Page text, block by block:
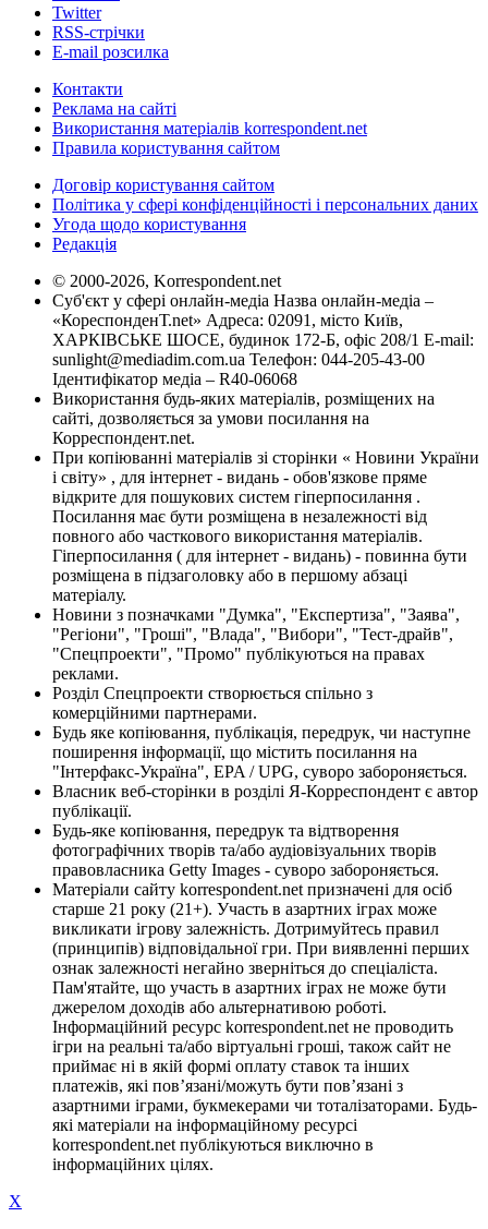
Twitter
RSS-стрічки
E-mail розсилка
Контакти
Реклама на сайті
Використання матеріалів korrespondent.net
Правила користування сайтом
Договір користування сайтом
Політика у сфері конфіденційності і персональних даних
Угода щодо користування
Редакція
© 2000-2026, Korrespondent.net
Суб'єкт у сфері онлайн-медіа Назва онлайн-медіа –
«КореспонденТ.net» Адреса: 02091, місто Київ,
ХАРКІВСЬКЕ ШОСЕ, будинок 172-Б, офіс 208/1 E-mail:
sunlight@mediadim.com.ua Телефон: 044-205-43-00
Ідентифікатор медіа – R40-06068
Використання будь-яких матеріалів, розміщених на
сайті, дозволяється за умови посилання на
Корреспондент.net.
При копіюванні матеріалів зі сторінки « Новини України
і світу» , для інтернет - видань - обов'язкове пряме
відкрите для пошукових систем гіперпосилання .
Посилання має бути розміщена в незалежності від
повного або часткового використання матеріалів.
Гіперпосилання ( для інтернет - видань) - повинна бути
розміщена в підзаголовку або в першому абзаці
матеріалу.
Новини з позначками "Думка", "Експертиза", "Заява",
"Регіони", "Гроші", "Влада", "Вибори", "Тест-драйв",
"Спецпроекти", "Промо" публікуються на правах
реклами.
Розділ Спецпроекти створюється спільно з
комерційними партнерами.
Будь яке копіювання, публікація, передрук, чи наступне
поширення інформації, що містить посилання на
"Інтерфакс-Україна", EPA / UPG, суворо забороняється.
Власник веб-сторінки в розділі Я-Корреспондент є автор
публікації.
Будь-яке копіювання, передрук та відтворення
фотографічних творів та/або аудіовізуальних творів
правовласника Getty Images - суворо забороняється.
Матеріали сайту korrespondent.net призначені для осіб
старше 21 року (21+). Участь в азартних іграх може
викликати ігрову залежність. Дотримуйтесь правил
(принципів) відповідальної гри. При виявленні перших
ознак залежності негайно зверніться до спеціаліста.
Пам'ятайте, що участь в азартних іграх не може бути
джерелом доходів або альтернативою роботі.
Інформаційний ресурс korrespondent.net не проводить
ігри на реальні та/або віртуальні гроші, також сайт не
приймає ні в якій формі оплату ставок та інших
платежів, які пов’язані/можуть бути пов’язані з
азартними іграми, букмекерами чи тоталізаторами. Будь-
які матеріали на інформаційному ресурсі
korrespondent.net публікуються виключно в
інформаційних цілях.
X